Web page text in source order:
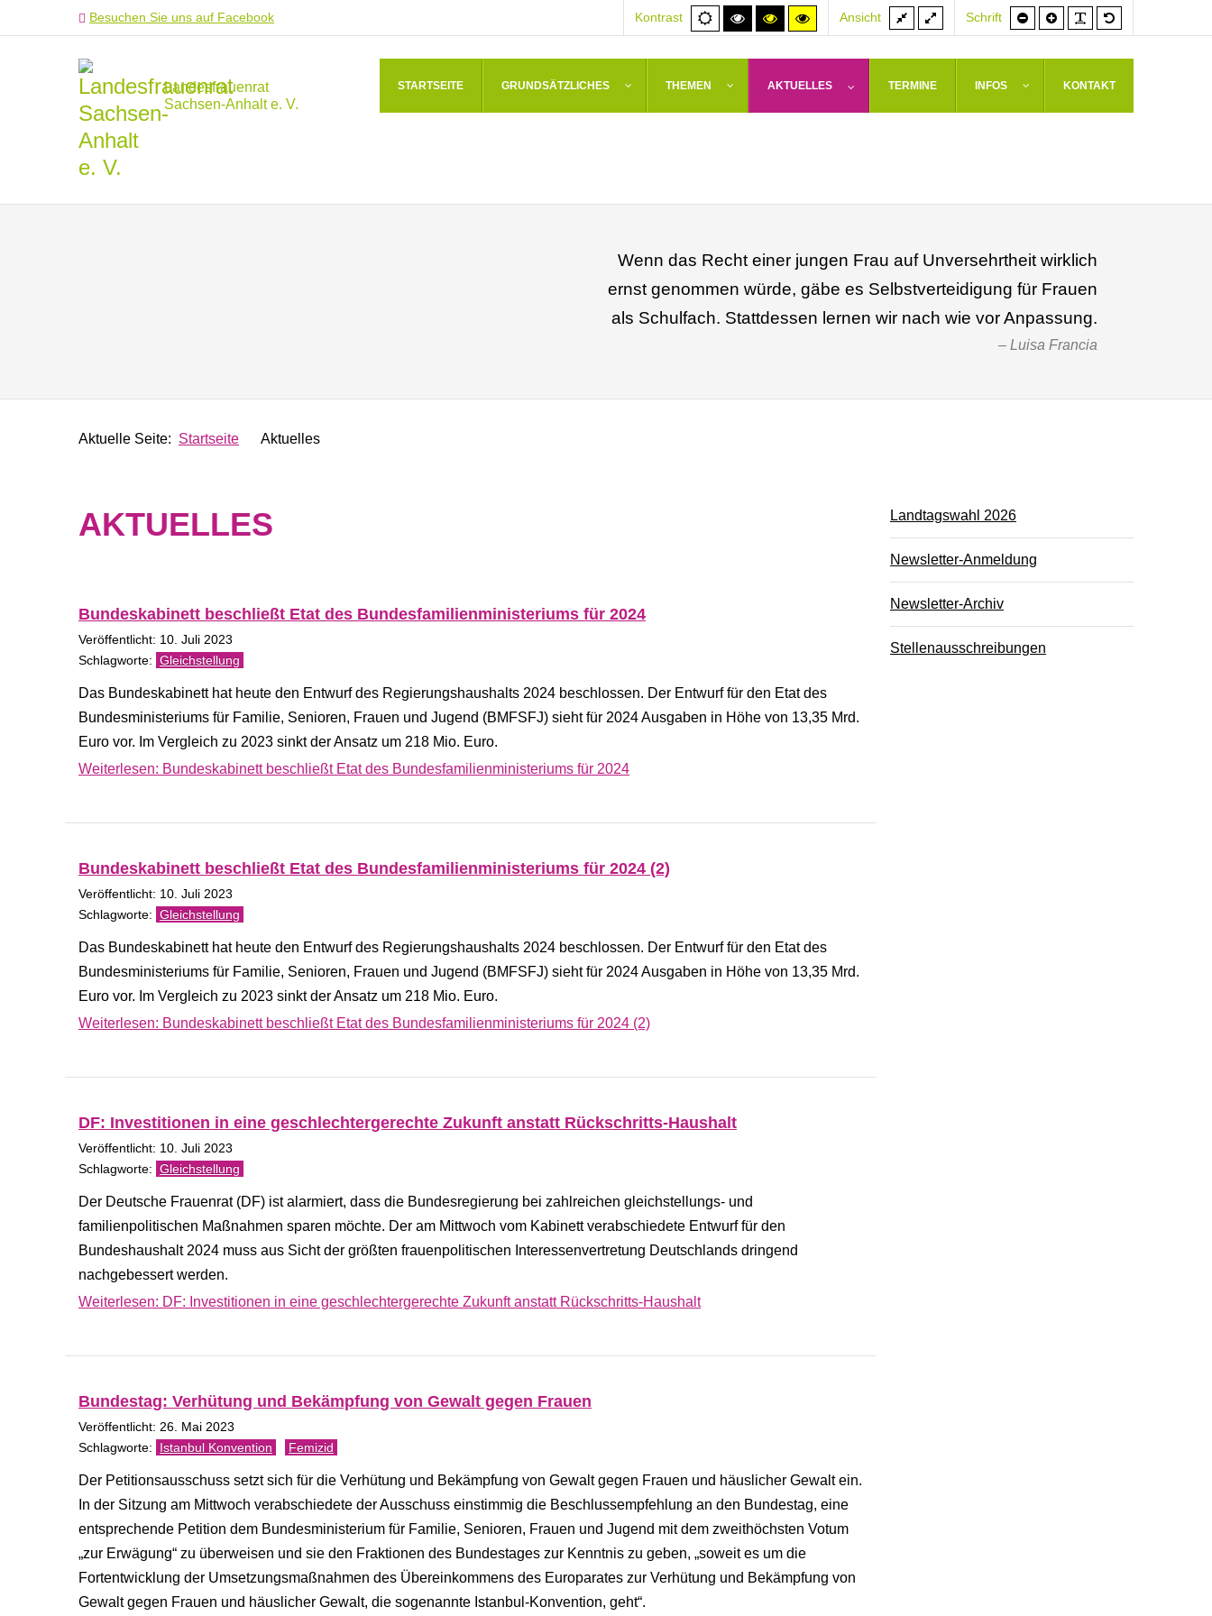
Besuchen Sie uns auf Facebook Kontrast
Normale
Ansicht
Hoher
Kontrast
Hoher
Kontrast
Hoher
Kontrast
Ansicht
Feste
Breite
Volle
Breite
Schrift
Schrift
kleiner
Schrift
größer
Landesfrauenrat
Sachsen-Anhalt e. V.
STARTSEITE GRUNDSÄTZLICHES THEMEN AKTUELLES TERMINE INFOS KONTAKT
Wenn das Recht einer jungen Frau auf Unversehrtheit wirklich
ernst genommen würde, gäbe es Selbstverteidigung für Frauen
als Schulfach. Stattdessen lernen wir nach wie vor Anpassung.
Luisa Francia
Aktuelle Seite: Startseite Aktuelles
AKTUELLES
Bundeskabinett beschließt Etat des Bundesfamilienministeriums für 2024
Veröffentlicht: 10. Juli 2023
Gleichstellung
Das Bundeskabinett hat heute den Entwurf des Regierungshaushalts 2024 beschlossen. Der Entwurf für den Etat des
Bundesministeriums für Familie, Senioren, Frauen und Jugend (BMFSFJ) sieht für 2024 Ausgaben in Höhe von 13,35 Mrd.
Euro vor. Im Vergleich zu 2023 sinkt der Ansatz um 218 Mio. Euro.
Weiterlesen: Bundeskabinett beschließt Etat des Bundesfamilienministeriums für 2024
Bundeskabinett beschließt Etat des Bundesfamilienministeriums für 2024 (2)
Veröffentlicht: 10. Juli 2023
Gleichstellung
Das Bundeskabinett hat heute den Entwurf des Regierungshaushalts 2024 beschlossen. Der Entwurf für den Etat des
Bundesministeriums für Familie, Senioren, Frauen und Jugend (BMFSFJ) sieht für 2024 Ausgaben in Höhe von 13,35 Mrd.
Euro vor. Im Vergleich zu 2023 sinkt der Ansatz um 218 Mio. Euro.
Weiterlesen: Bundeskabinett beschließt Etat des Bundesfamilienministeriums für 2024 (2)
DF: Investitionen in eine geschlechtergerechte Zukunft anstatt Rückschritts-Haushalt
Veröffentlicht: 10. Juli 2023
Gleichstellung
Der Deutsche Frauenrat (DF) ist alarmiert, dass die Bundesregierung bei zahlreichen gleichstellungs- und
familienpolitischen Maßnahmen sparen möchte. Der am Mittwoch vom Kabinett verabschiedete Entwurf für den
Bundeshaushalt 2024 muss aus Sicht der größten frauenpolitischen Interessenvertretung Deutschlands dringend
nachgebessert werden.
Weiterlesen: DF: Investitionen in eine geschlechtergerechte Zukunft anstatt Rückschritts-Haushalt
Bundestag: Verhütung und Bekämpfung von Gewalt gegen Frauen
Veröffentlicht: 26. Mai 2023
Istanbul Konvention Femizid
Der Petitionsausschuss setzt sich für die Verhütung und Bekämpfung von Gewalt gegen Frauen und häuslicher Gewalt ein.
In der Sitzung am Mittwoch verabschiedete der Ausschuss einstimmig die Beschlussempfehlung an den Bundestag, eine
entsprechende Petition dem Bundesministerium für Familie, Senioren, Frauen und Jugend mit dem zweithöchsten Votum
„zur Erwägung“ zu überweisen und sie den Fraktionen des Bundestages zur Kenntnis zu geben, „soweit es um die
Fortentwicklung der Umsetzungsmaßnahmen des Übereinkommens des Europarates zur Verhütung und Bekämpfung von
Gewalt gegen Frauen und häuslicher Gewalt, die sogenannte Istanbul-Konvention, geht“.
Landtagswahl 2026
Newsletter-Anmeldung
Newsletter-Archiv
Stellenausschreibungen